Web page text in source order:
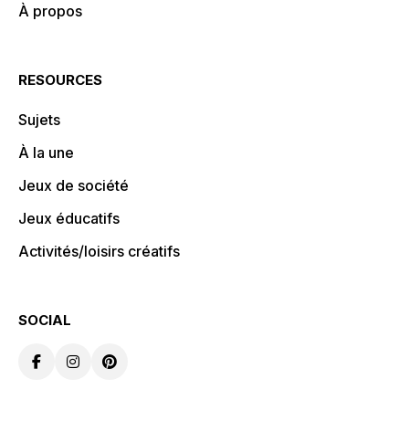
À propos
RESOURCES
Sujets
À la une
Jeux de société
Jeux éducatifs
Activités/loisirs créatifs
SOCIAL